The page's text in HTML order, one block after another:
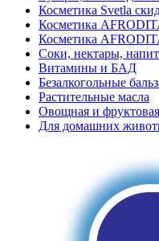
Косметика Svetla
Косметика
Косметика
Соки, нектары,
Витамины и БАД
Безалкогольные
Растительные масла
Овощная и
Для домашних